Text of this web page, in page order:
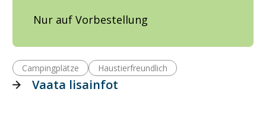
Nur auf Vorbestellung
Campingplätze Haustierfreundlich
Vaata lisainfot